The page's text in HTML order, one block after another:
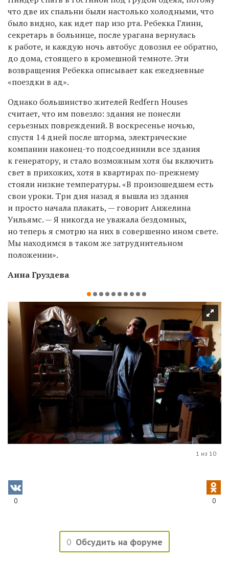
что две их спальни были настолько холодными, что
было видно, как идет пар изо рта. Ребекка Глинн,
секретарь в больнице, после урагана вернулась
к работе, и каждую ночь автобус довозил ее обратно,
до дома, стоящего в кромешной темноте. Эти
возвращения Ребекка описывает как ежедневные
«поездки в ад».
Однако большинство жителей Redfern Houses
считает, что им повезло: здания не понесли
серьезных повреждений. В воскресенье ночью,
спустя 14 дней после шторма, электрические
компании наконец-то подсоединили все здания
к генератору, и стало возможным хотя бы включить
свет в прихожих, хотя в квартирах по-прежнему
стояли низкие температуры. «В произошедшем есть
свои уроки. Три дня назад я вышла из здания
и просто начала плакать, — говорит Анжелина
Уильямс. — Я никогда не уважала бездомных,
но теперь я смотрю на них в совершенно ином свете.
Мы находимся в таком же затруднительном
положении».
Анна Груздева
1 из 10
0 0
0 Обсудить на форуме